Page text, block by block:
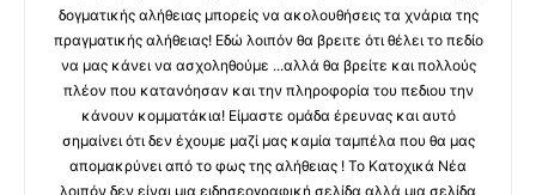
δογματικής αλήθειας μπορείς να ακολουθήσεις τα χνάρια της
πραγματικής αλήθειας! Εδώ λοιπόν θα βρειτε ότι θέλει το πεδίο
να μας κάνει να ασχοληθούμε ...αλλά θα βρείτε και πολλούς
πλέον που κατανόησαν και την πληροφορία του πεδιου την
κάνουν κομματάκια! Είμαστε ομάδα έρευνας και αυτό
σημαίνει ότι δεν έχουμε μαζί μας καμία ταμπέλα που θα μας
απομακρύνει από το φως της αλήθειας ! Το Κατοχικά Νέα
λοιπόν δεν είναι μια ειδησεογραφική σελίδα αλλά μια σελίδα